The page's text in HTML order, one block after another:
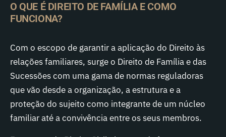
O QUE É DIREITO DE FAMÍLIA E COMO
FUNCIONA?
Com o escopo de garantir a aplicação do Direito às
relações familiares, surge o Direito de Família e das
Sucessões com uma gama de normas reguladoras
que vão desde a organização, a estrutura e a
proteção do sujeito como integrante de um núcleo
familiar até a convivência entre os seus membros.